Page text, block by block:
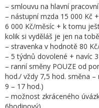
– smlouvu na hlavní
– nástupní mzda 15 000 Kč
6 000 Kč/měsíc + k tomu
kolik si vyděláš je jen na
– stravenka v hodnotě 80
– 5 týdnů dovolené + navíc
– ranní směny POUZE od
hod./ vždy 7,5 hod. směna
9 – 17 hod.)
– možnost zkráceného